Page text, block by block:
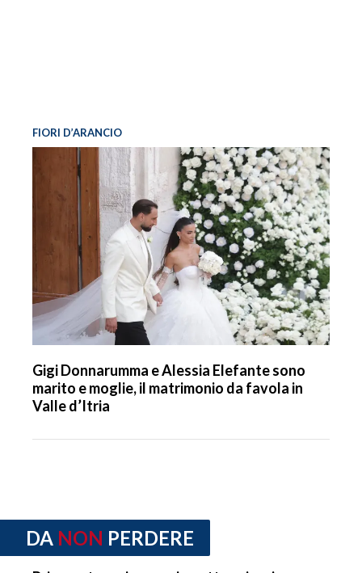
FIORI D’ARANCIO
Gigi Donnarumma e Alessia Elefante sono
marito e moglie, il matrimonio da favola in
Valle d’Itria
DA NON PERDERE